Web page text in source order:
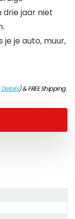
jaar niet
je je auto, muur,
Details)&FREE Shipping.